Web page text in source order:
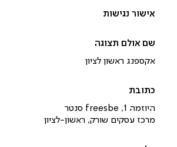
אקספנג ראשון לציון
היוזמה 1, freesbe סנטר
מרכז עסקים שורק, ראשון-לציון